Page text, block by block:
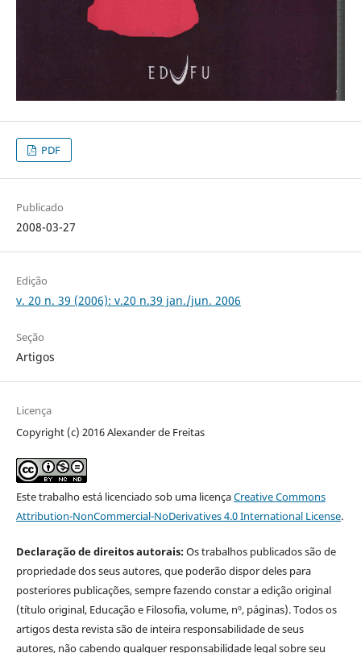
PDF
Publicado
2008-03-27
Edição
v. 20 n. 39 (2006): v.20 n.39 jan./jun. 2006
Seção
Artigos
Licença
Copyright (c) 2016 Alexander de Freitas
Este trabalho está licenciado sob uma licençaCreative Commons
Attribution-NonCommercial-NoDerivatives 4.0 International License.
Declaração de direitos autorais:Os trabalhos publicados são de
propriedade dos seus autores, que poderão dispor deles para
posteriores publicações, sempre fazendo constar a edição original
(título original, Educação e Filosofia, volume, nº, páginas). Todos os
artigos desta revista são de inteira responsabilidade de seus
autores, não cabendo qualquer responsabilidade legal sobre seu